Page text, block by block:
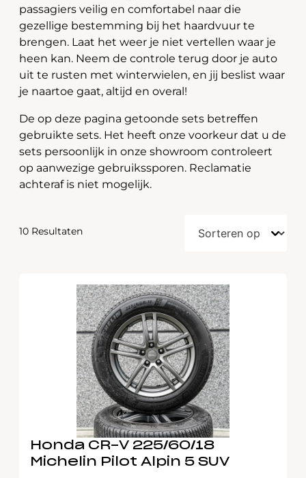
passagiers veilig en comfortabel naar die
gezellige bestemming bij het haardvuur te
brengen. Laat het weer je niet vertellen waar je
heen kan. Neem de controle terug door je auto
uit te rusten met winterwielen, en jij beslist waar
je naartoe gaat, altijd en overal!
De op deze pagina getoonde sets betreffen
gebruikte sets. Het heeft onze voorkeur dat u de
sets persoonlijk in onze showroom controleert
op aanwezige gebruikssporen. Reclamatie
achteraf is niet mogelijk.
10 Resultaten
Honda CR-V 225/60/18
Michelin Pilot Alpin 5 SUV